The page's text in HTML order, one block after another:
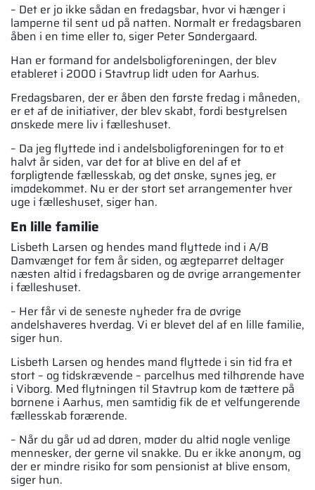
– Det er jo ikke sådan en fredagsbar, hvor vi hænger i
lamperne til sent ud på natten. Normalt er fredagsbaren
åben i en time eller to, siger Peter Søndergaard.
Han er formand for andelsboligforeningen, der blev
etableret i 2000 i Stavtrup lidt uden for Aarhus.
Fredagsbaren, der er åben den første fredag i måneden,
er et af de initiativer, der blev skabt, fordi bestyrelsen
ønskede mere liv i fælleshuset.
– Da jeg flyttede ind i andelsboligforeningen for to et
halvt år siden, var det for at blive en del af et
forpligtende fællesskab, og det ønske, synes jeg, er
imødekommet. Nu er der stort set arrangementer hver
uge i fælleshuset, siger han.
En lille familie
Lisbeth Larsen og hendes mand flyttede ind i A/B
Damvænget for fem år siden, og ægtepar­ret deltager
næsten altid i fredagsbaren og de øvrige arrangementer
i fælleshuset.
– Her får vi de seneste nyheder fra de øvrige
andelshaveres hverdag. Vi er blevet del af en lille familie,
siger hun.
Lisbeth Larsen og hendes mand flyttede i sin tid fra et
stort – og tidskrævende – parcel­hus med tilhørende have
i Viborg. Med flyt­ningen til Stavtrup kom de tættere på
børnene i Aarhus, men samtidig fik de et velfungeren­de
fællesskab forærende.
– Når du går ud ad døren, møder du altid nogle venlige
mennesker, der gerne vil snakke. Du er ikke anonym, og
der er mindre risiko for som pensionist at blive ensom,
siger hun.